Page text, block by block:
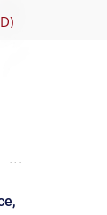
Koncept 3D animace a role producenta při tvorbě 3D animovaného filmu – Bc. Daniil Nenashev